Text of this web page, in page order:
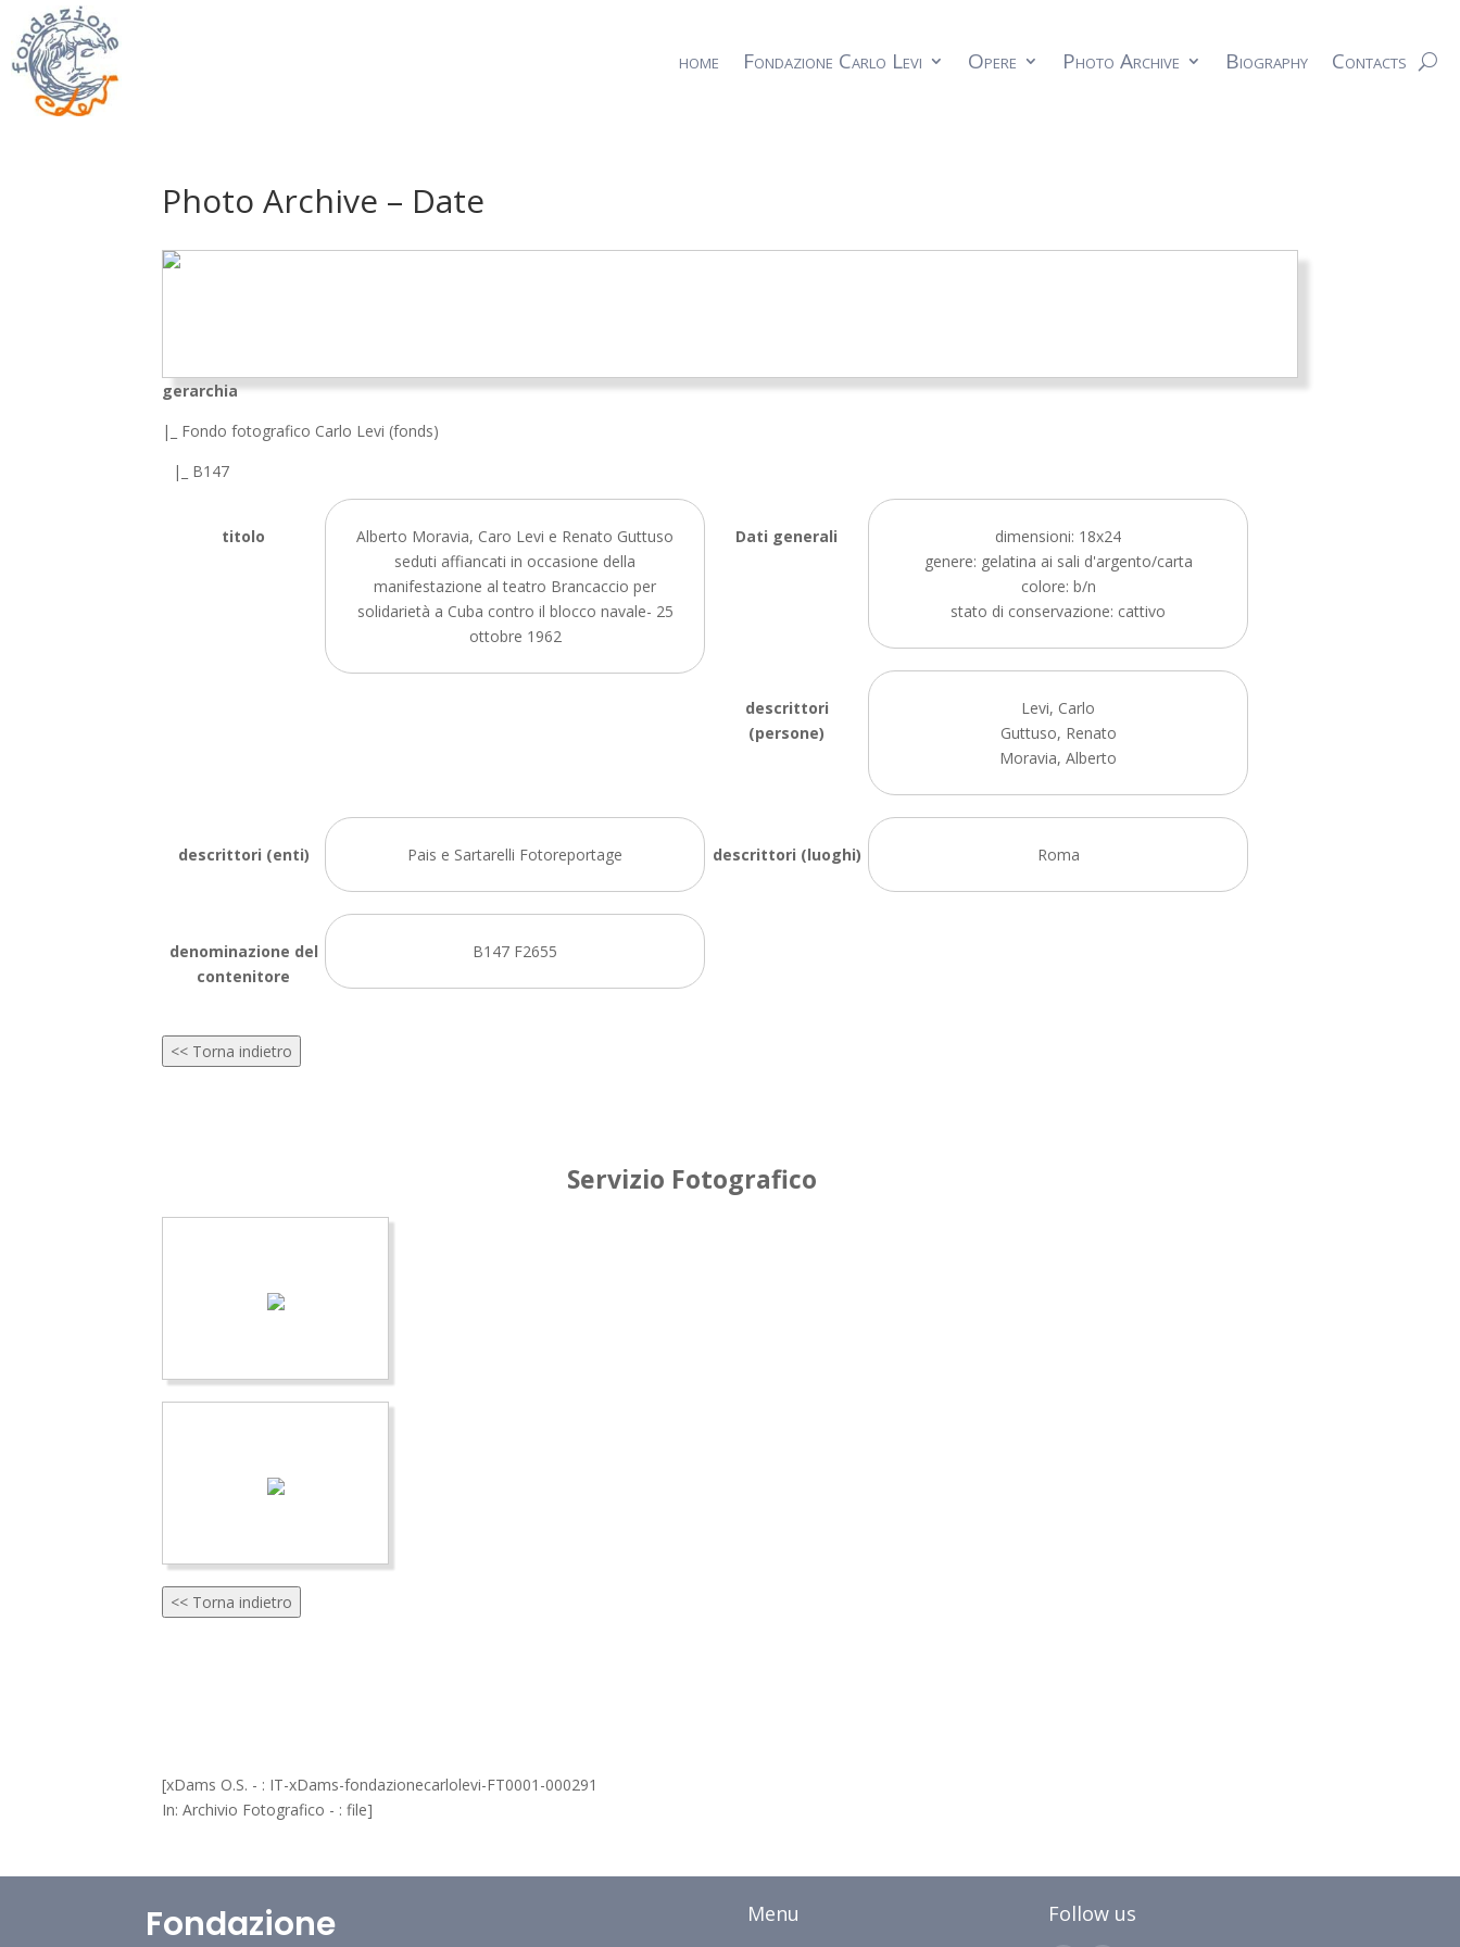
home Fondazione Carlo Levi Opere Photo Archive Biography Contacts
Photo Archive – Date
gerarchia
|_ Fondo fotografico Carlo Levi (fonds)
|_ B147
titolo
Alberto Moravia, Caro Levi e Renato Guttuso
seduti affiancati in occasione della
manifestazione al teatro Brancaccio per
solidarietà a Cuba contro il blocco navale- 25
ottobre 1962
Dati generali
dimensioni: 18x24
genere: gelatina ai sali d'argento/carta
colore: b/n
stato di conservazione: cattivo
descrittori
(persone)
Levi, Carlo
Guttuso, Renato
Moravia, Alberto
descrittori (enti) Pais e Sartarelli Fotoreportage descrittori (luoghi) Roma
denominazione del
contenitore
B147 F2655
<< Torna indietro
Servizio Fotografico
<< Torna indietro
[xDams O.S. - : IT-xDams-fondazionecarlolevi-FT0001-000291
In: Archivio Fotografico - : file]
Fondazione Menu Follow us